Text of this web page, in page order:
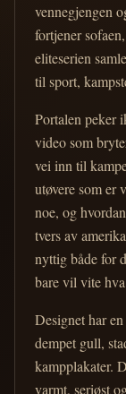
vennegjengen
fortjener
eliteserien
til sport,
Portalen peker
video som
vei inn til
utøvere som er
noe, og
tvers av
nyttig både for
bare vil vite
Designet har
dempet gull,
kampplakater.
varmt, seriøst